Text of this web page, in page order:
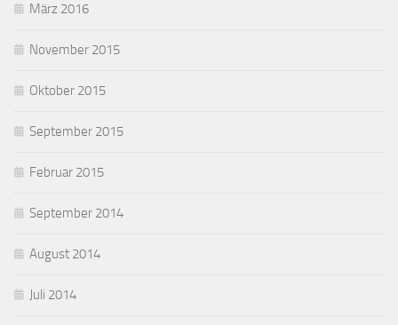
März 2016
November 2015
Oktober 2015
September 2015
Februar 2015
September 2014
August 2014
Juli 2014